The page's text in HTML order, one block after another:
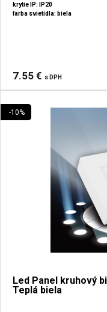
krytie IP: IP20
farba svietidla: biela
7.55 € s DPH
-10%
Led Panel kruhový
Teplá biela